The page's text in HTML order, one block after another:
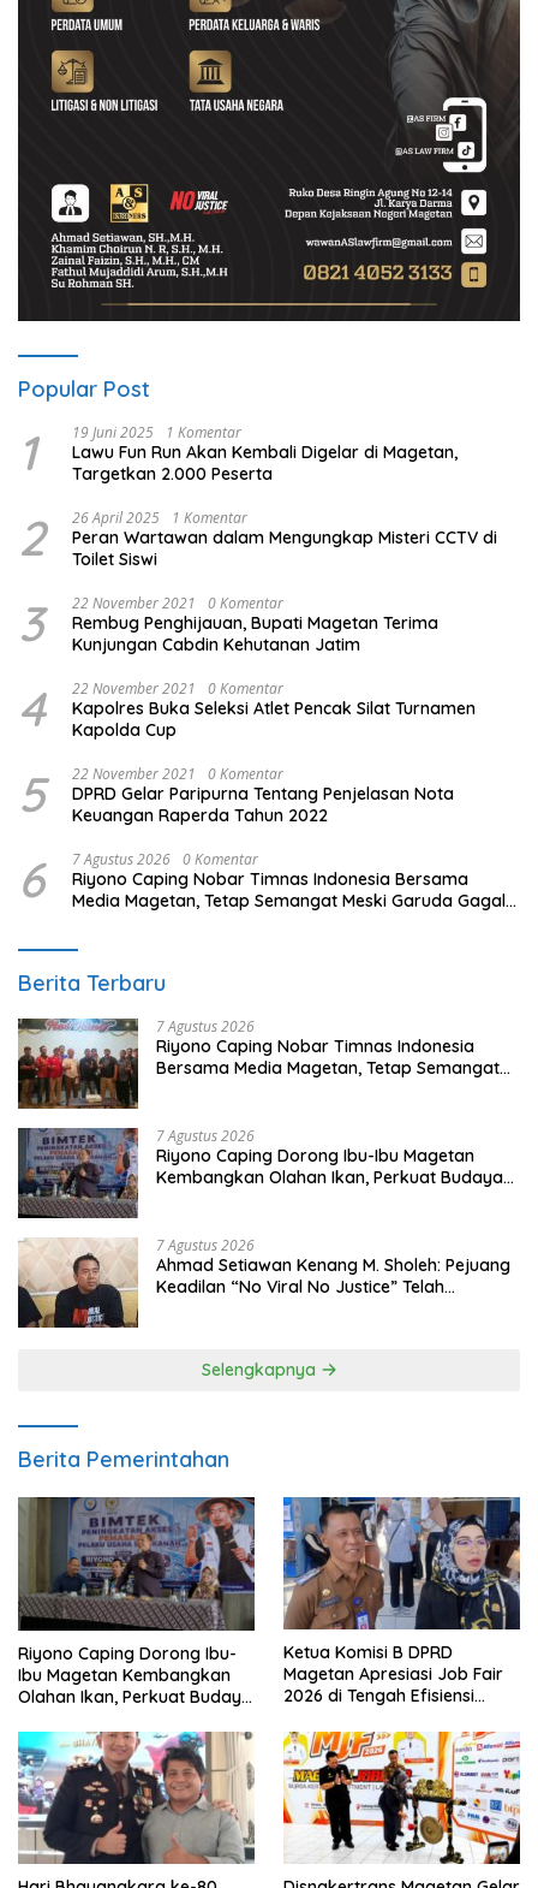
Popular Post
1 19 Juni 2025 1 Komentar
Lawu Fun Run Akan Kembali Digelar di Magetan,
Targetkan 2.000 Peserta
2 26 April 2025 1 Komentar
Peran Wartawan dalam Mengungkap Misteri CCTV di
Toilet Siswi
3 22 November 2021 0 Komentar
Rembug Penghijauan, Bupati Magetan Terima
Kunjungan Cabdin Kehutanan Jatim
4 22 November 2021 0 Komentar
Kapolres Buka Seleksi Atlet Pencak Silat Turnamen
Kapolda Cup
5 22 November 2021 0 Komentar
DPRD Gelar Paripurna Tentang Penjelasan Nota
Keuangan Raperda Tahun 2022
6 7 Agustus 2026 0 Komentar
Riyono Caping Nobar Timnas Indonesia Bersama
Media Magetan, Tetap Semangat Meski Garuda Gagal
Berita Terbaru
7 Agustus 2026
Riyono Caping Nobar Timnas Indonesia
Bersama Media Magetan, Tetap Semangat
7 Agustus 2026
Riyono Caping Dorong Ibu-Ibu Magetan
Kembangkan Olahan Ikan, Perkuat Budaya
7 Agustus 2026
Ahmad Setiawan Kenang M. Sholeh: Pejuang
Keadilan “No Viral No Justice” Telah
Selengkapnya
Berita Pemerintahan
Riyono Caping Dorong Ibu-
Ibu Magetan Kembangkan
Olahan Ikan, Perkuat Budaya
Ketua Komisi B DPRD
Magetan Apresiasi Job Fair
2026 di Tengah Efisiensi